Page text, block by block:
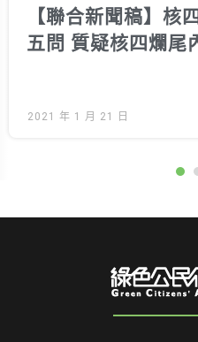
【聯合新聞稿】核
五問 質疑核四爛尾
2021 年 1 月 21 日